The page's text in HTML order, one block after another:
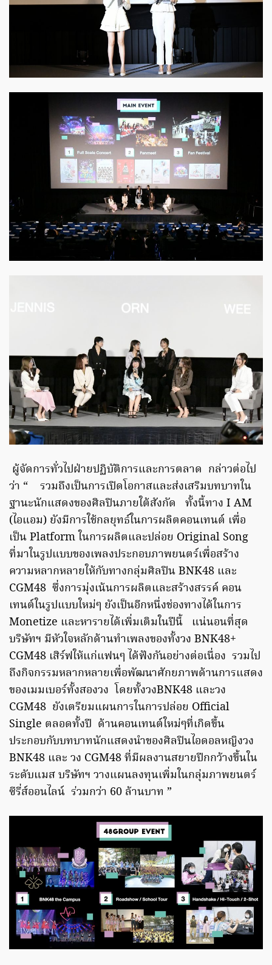
ผู้จัดการทั่วไปฝ่ายปฏิบัติการและการตลาด กล่าวต่อไป
ว่า “ รวมถึงเป็นการเปิดโอกาสและส่งเสริมบทบาทใน
ฐานะนักแสดงของศิลปินภายใต้สังกัด ทั้งนี้ทาง I AM
(ไอแอม) ยังมีการใช้กลยุทธ์ในการผลิตคอนเทนต์ เพื่อ
เป็น Platform ในการผลิตและปล่อย Original Song
ที่มาในรูปแบบของเพลงประกอบภาพยนตร์เพื่อสร้าง
ความหลากหลายให้กับทางกลุ่มศิลปิน BNK48 และ
CGM48 ซึ่งการมุ่งเน้นการผลิตและสร้างสรรค์ คอน
เทนต์ในรูปแบบใหม่ๆ ยังเป็นอีกหนึ่งช่องทางได้ในการ
Monetize และหารายได้เพิ่มเติมในปีนี้ แน่นอนที่สุด
บริษัทฯ มีหัวใจหลักด้านทำเพลงของทั้งวง BNK48+
CGM48 เสิร์ฟให้แก่แฟนๆ ได้ฟังกันอย่างต่อเนื่อง รวมไป
ถึงกิจกรรมหลากหลายเพื่อพัฒนาศักยภาพด้านการแสดง
ของเมมเบอร์ทั้งสองวง โดยทั้งวงBNK48 และวง
CGM48 ยังเตรียมแผนการในการปล่อย Official
Single ตลอดทั้งปี ด้านคอนเทนต์ใหม่ๆที่เกิดขึ้น
ประกอบกับบทบาทนักแสดงนำของศิลปินไอดอลหญิงวง
BNK48 และ วง CGM48 ที่มีผลงานสยายปีกกว้างขึ้นใน
ระดับแมส บริษัทฯ วางแผนลงทุนเพิ่มในกลุ่มภาพยนตร์
ซีรี่ส์ออนไลน์ ร่วมกว่า 60 ล้านบาท ”